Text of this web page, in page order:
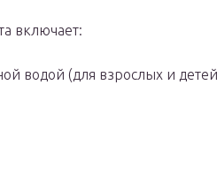
включает:
водой (для взрослых и